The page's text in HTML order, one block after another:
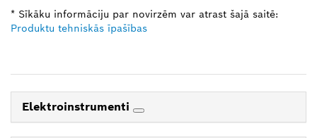
* Sīkāku informāciju par novirzēm var atrast šajā saitē:
Produktu tehniskās īpašības
Elektroinstrumenti